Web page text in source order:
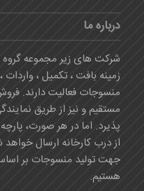
درباره ما
شرکت های زیر مجموعه گروه
زمینه بافت ، تکمیل ،
منسوجات فعالیت دارند.
مستقیم و نیز از طریق
پذیرد. اما در هر صورت،
از درب کارخانه ارسال
جهت تولید منسوجات بر
هستیم.